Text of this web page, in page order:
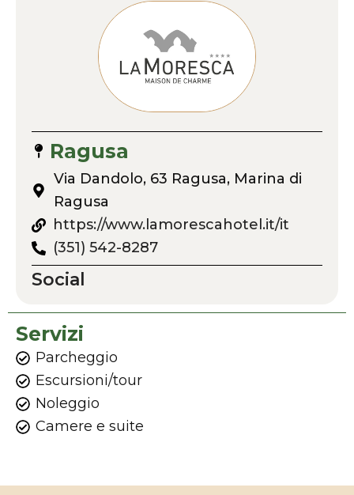
Ragusa
Via Dandolo, 63 Ragusa, Marina di
Ragusa
https://www.lamorescahotel.it/it
(351) 542-8287
Social
Servizi
Parcheggio
Escursioni/tour
Noleggio
Camere e suite